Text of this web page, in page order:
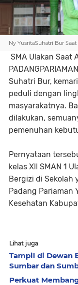
Ny YusritaSuhatri Bur
SMA Ulakan Saat
Suhatri Bur,
peduli dengan
masyarakatnya.
dilakukan,
pemenuhan
Pernyataan
kelas XII SMAN 1
Bergizi di Sekolah
Padang Pariaman
Kesehatan
Lihat juga
Tampil di Dewan
Sumbar dan
Perkuat